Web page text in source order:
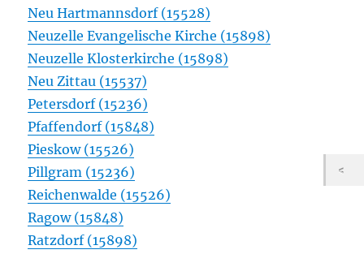
Neu Hartmannsdorf (15528)
Neuzelle Evangelische Kirche (15898)
Neuzelle Klosterkirche (15898)
Neu Zittau (15537)
Petersdorf (15236)
Pfaffendorf (15848)
Pieskow (15526)
Pillgram (15236)
Reichenwalde (15526)
Ragow (15848)
Ratzdorf (15898)